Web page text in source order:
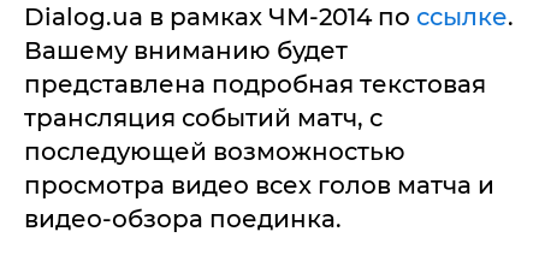
Dialog.ua в рамках ЧМ-2014 по ссылке.
Вашему вниманию будет
представлена подробная текстовая
трансляция событий матч, с
последующей возможностью
просмотра видео всех голов матча и
видео-обзора поединка.